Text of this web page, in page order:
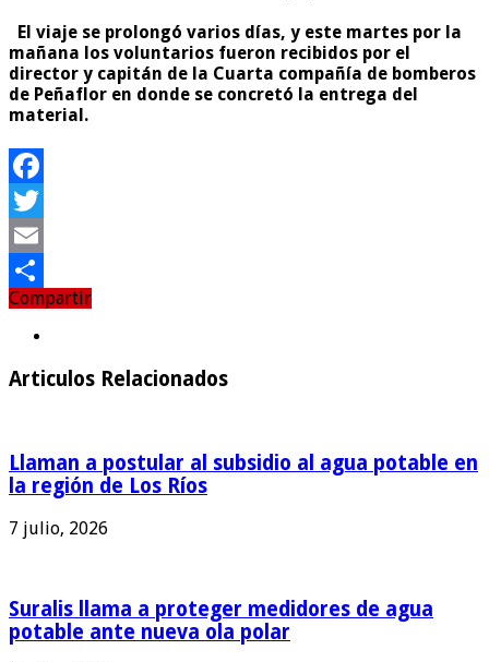
El viaje se prolongó varios días, y este martes por la
mañana los voluntarios fueron recibidos por el
director y capitán de la Cuarta compañía de bomberos
de Peñaflor en donde se concretó la entrega del
material.
Facebook
Twitter
Email
Compartir
Compartir
Articulos Relacionados
Llaman a postular al subsidio al agua potable en
la región de Los Ríos
7 julio, 2026
Suralis llama a proteger medidores de agua
potable ante nueva ola polar